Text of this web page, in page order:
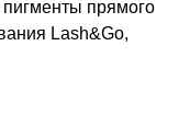
прямого
Lash&Go,